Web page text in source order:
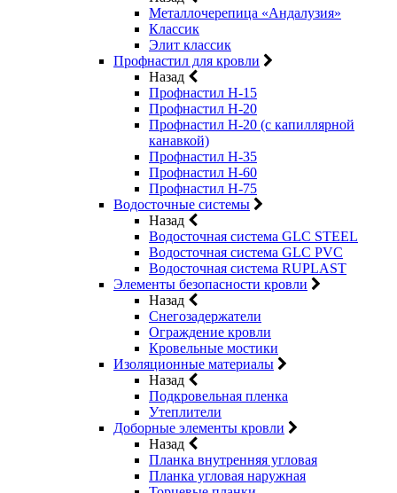
Металлочерепица «Андалузия»
Классик
Элит классик
Профнастил для кровли
Назад
Профнастил Н-15
Профнастил Н-20
Профнастил Н-20 (с капиллярной
канавкой)
Профнастил Н-35
Профнастил Н-60
Профнастил Н-75
Водосточные системы
Назад
Водосточная система GLC STEEL
Водосточная система GLC PVC
Водосточная система RUPLAST
Элементы безопасности кровли
Назад
Снегозадержатели
Ограждение кровли
Кровельные мостики
Изоляционные материалы
Назад
Подкровельная пленка
Утеплители
Доборные элементы кровли
Назад
Планка внутренняя угловая
Планка угловая наружная